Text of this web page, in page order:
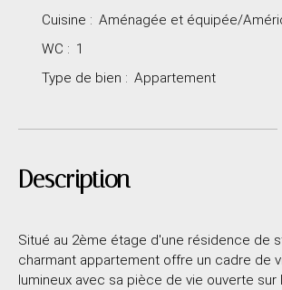
Cuisine : Aménagée et équipée/
WC : 1
Type de bien : Appartement
Description
Situé au 2ème étage d'une résidence de
charmant appartement offre un cadre de
lumineux avec sa pièce de vie ouverte sur